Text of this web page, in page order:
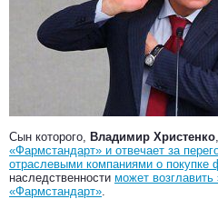
Сын которого, Владимир Христенко,
«Фармстандарт» и отвечает за
отраслевыми компаниями о покупке
наследственности может
«Фармстандарт».